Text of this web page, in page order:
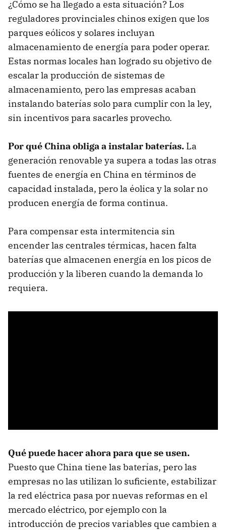
¿Cómo se ha llegado a esta situación? Los
reguladores provinciales chinos exigen que los
parques eólicos y solares incluyan
almacenamiento de energía para poder operar.
Estas normas locales han logrado su objetivo de
escalar la producción de sistemas de
almacenamiento, pero las empresas acaban
instalando baterías solo para cumplir con la ley,
sin incentivos para sacarles provecho.
Por qué China obliga a instalar baterías. La
generación renovable ya supera a todas las otras
fuentes de energía en China en términos de
capacidad instalada, pero la éolica y la solar no
producen energía de forma continua.
Para compensar esta intermitencia sin
encender las centrales térmicas, hacen falta
baterías que almacenen energía en los picos de
producción y la liberen cuando la demanda lo
requiera.
Qué puede hacer ahora para que se usen.
Puesto que China tiene las baterías, pero las
empresas no las utilizan lo suficiente, estabilizar
la red eléctrica pasa por nuevas reformas en el
mercado eléctrico, por ejemplo con la
introducción de precios variables que cambien a